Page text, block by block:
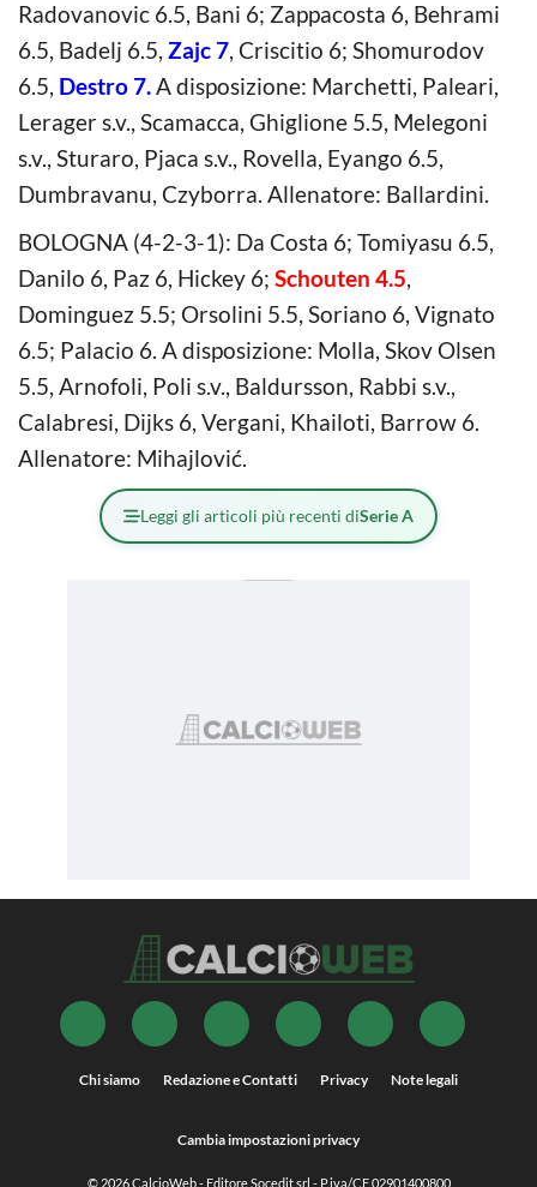
Radovanovic 6.5, Bani 6; Zappacosta 6, Behrami
6.5, Badelj 6.5, Zajc 7, Criscitio 6; Shomurodov
6.5, Destro 7.A disposizione: Marchetti, Paleari,
Lerager s.v., Scamacca, Ghiglione 5.5, Melegoni
s.v., Sturaro, Pjaca s.v., Rovella, Eyango 6.5,
Dumbravanu, Czyborra. Allenatore: Ballardini.
BOLOGNA (4-2-3-1): Da Costa 6; Tomiyasu 6.5,
Danilo 6, Paz 6, Hickey 6; Schouten 4.5,
Dominguez 5.5; Orsolini 5.5, Soriano 6, Vignato
6.5; Palacio 6. A disposizione: Molla, Skov Olsen
5.5, Arnofoli, Poli s.v., Baldursson, Rabbi s.v.,
Calabresi, Dijks 6, Vergani, Khailoti, Barrow 6.
Allenatore: Mihajlović.
Leggi gli articoli più recenti diSerie A
Chi siamo Redazione e Contatti Privacy Note legali
Cambia impostazioni privacy
© 2026CalcioWeb- Editore Socedit srl - P.iva/CF 02901400800